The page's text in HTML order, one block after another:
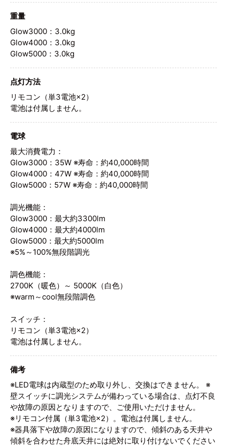
重量
Glow3000：3.0kg
Glow4000：3.0kg
Glow5000：3.0kg
点灯方法
リモコン（単3電池×2）
電池は付属しません。
電球
最大消費電力：
Glow3000：35W ※寿命：約40,000時間
Glow4000：47W ※寿命：約40,000時間
Glow5000：57W ※寿命：約40,000時間
調光機能：
Glow3000：最大約3300lm
Glow4000：最大約4000lm
Glow5000：最大約5000lm
※5%～100%無段階調光
調色機能：
2700K（暖色）～ 5000K（白色）
※warm～cool無段階調色
スイッチ：
リモコン（単3電池×2）
電池は付属しません。
備考
※LED電球は内蔵型のため取り外し、交換はできません。 ※
壁スイッチに調光システムが備わっている場合は、点灯不良
や故障の原因となりますので、ご使用いただけません。
※リモコン付属（単3電池×2）。電池は付属しません。
※器具落下や故障の原因になりますので、傾斜のある天井や
傾斜を合わせた舟底天井には絶対に取り付けないでください